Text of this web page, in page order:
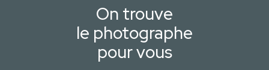
On trouve
le photographe
pour vous